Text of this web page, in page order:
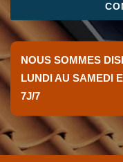
NOUS SOMMES
LUNDI AU SAMEDI
7J/7